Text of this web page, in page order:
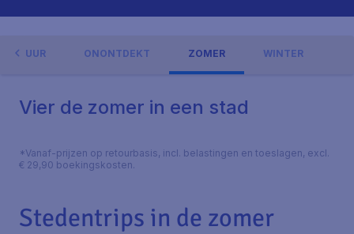
CULTUUR ONONTDEKT ZOMER WINTER
Vier de zomer in een stad
*Vanaf-prijzen op retourbasis, incl. belastingen en toeslagen, excl.
€ 29,90 boekingskosten.
Stedentrips in de zomer